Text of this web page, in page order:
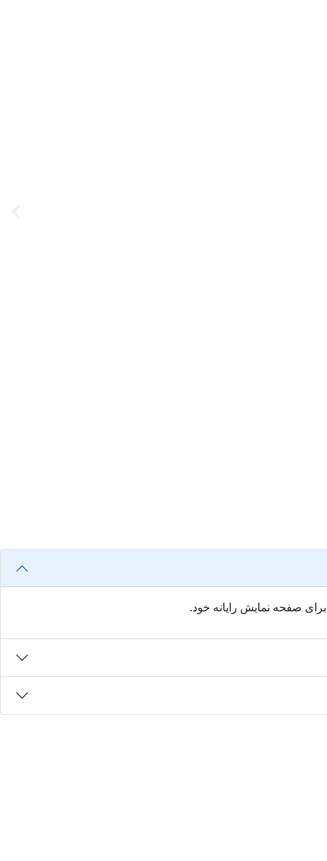
صفحه نمایش رایانه خود.